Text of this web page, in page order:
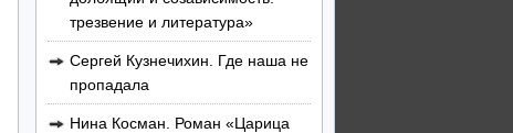
трезвение и литература»
Сергей Кузнечихин. Где наша не
пропадала
Нина Косман. Роман «Царица